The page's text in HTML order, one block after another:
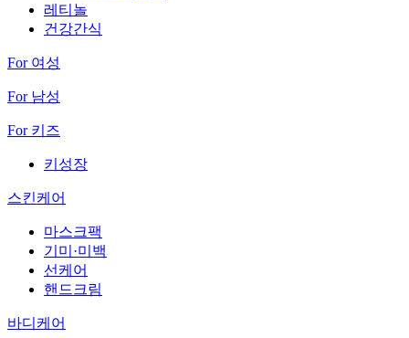
레티놀
건강간식
For 여성
For 남성
For 키즈
키성장
스킨케어
마스크팩
기미·미백
선케어
핸드크림
바디케어